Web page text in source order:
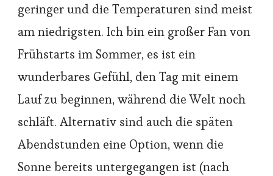
geringer und die Temperaturen sind meist
am niedrigsten. Ich bin ein großer Fan von
Frühstarts im Sommer, es ist ein
wunderbares Gefühl, den Tag mit einem
Lauf zu beginnen, während die Welt noch
schläft. Alternativ sind auch die späten
Abendstunden eine Option, wenn die
Sonne bereits untergegangen ist (nach